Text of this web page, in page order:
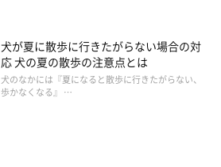
犬が夏に散歩に行きたがらない場合の対
応 犬の夏の散歩の注意点とは
犬のなかには『夏になると散歩に行きたがらない、
歩かなくなる』 …